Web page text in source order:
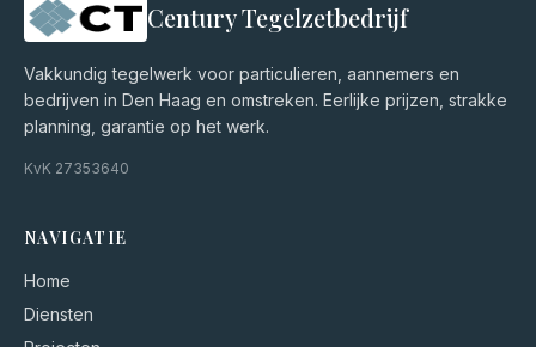
Century Tegelzetbedrijf
Vakkundig tegelwerk voor particulieren, aannemers en
bedrijven in Den Haag en omstreken. Eerlijke prijzen, strakke
planning, garantie op het werk.
KvK 27353640
NAVIGATIE
Home
Diensten